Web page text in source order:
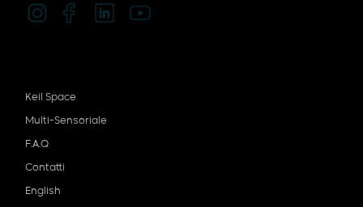
Keil Space
Multi-Sensoriale
F.A.Q
Contatti
English